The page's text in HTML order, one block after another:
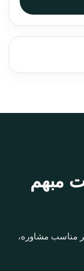
مبهم
مناسب مشاوره،